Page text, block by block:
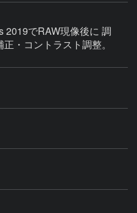
2019でRAW現像後に 調
・コントラスト調整。